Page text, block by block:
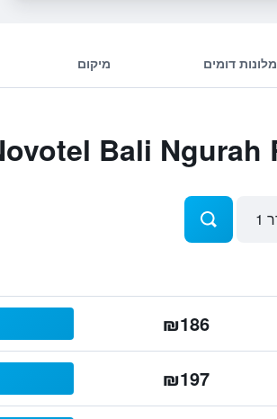
מלונות דומים מיקום
₪186
₪197